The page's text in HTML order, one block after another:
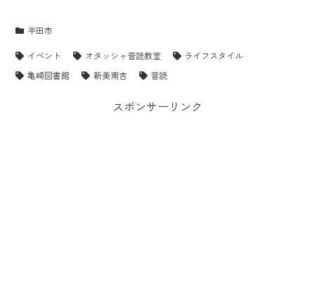
半田市
イベント
オタッシャ音読教室
ライフスタイル
亀崎図書館
新美南吉 音読
スポンサーリンク